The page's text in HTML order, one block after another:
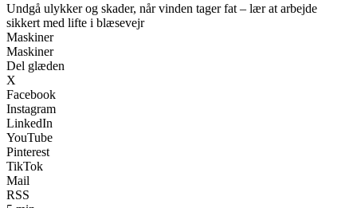
Undgå ulykker og skader, når vinden tager fat – lær at arbejde
sikkert med lifte i blæsevejr
Maskiner
Maskiner
Del glæden
X
Facebook
Instagram
LinkedIn
YouTube
Pinterest
TikTok
Mail
RSS